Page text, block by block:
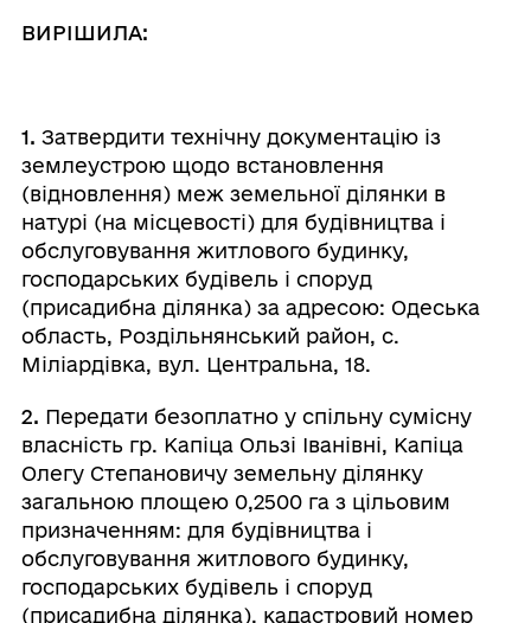
ВИРІШИЛА:
1. Затвердити технічну документацію із
землеустрою щодо встановлення
(відновлення) меж земельної ділянки в
натурі (на місцевості) для будівництва і
обслуговування житлового будинку,
господарських будівель і споруд
(присадибна ділянка) за адресою: Одеська
область, Роздільнянський район, с.
Міліардівка, вул. Центральна, 18.
2. Передати безоплатно у спільну сумісну
власність гр. Капіца Ользі Іванівні, Капіца
Олегу Степановичу земельну ділянку
загальною площею 0,2500 га з цільовим
призначенням: для будівництва і
обслуговування житлового будинку,
господарських будівель і споруд
(присадибна ділянка), кадастровий номер